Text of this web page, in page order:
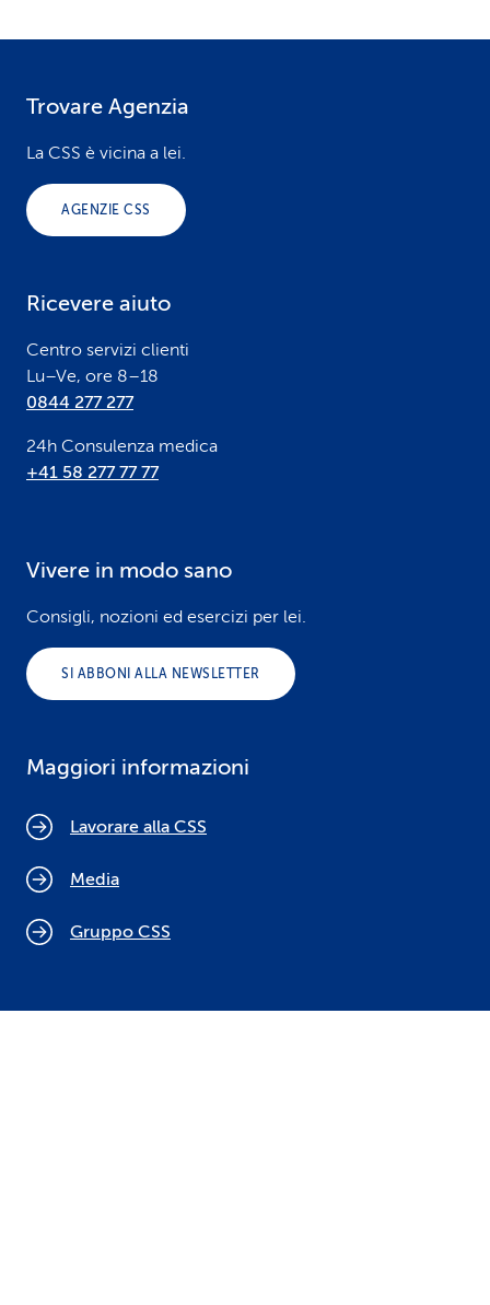
Trovare Agenzia
La CSS è vicina a lei.
AGENZIE CSS
Ricevere aiuto
Centro servizi clienti
Lu–Ve, ore 8–18
0844 277 277
24h Consulenza medica
+41 58 277 77 77
Vivere in modo sano
Consigli, nozioni ed esercizi per lei.
SI ABBONI ALLA NEWSLETTER
Maggiori informazioni
Lavorare alla CSS
Media
Gruppo CSS